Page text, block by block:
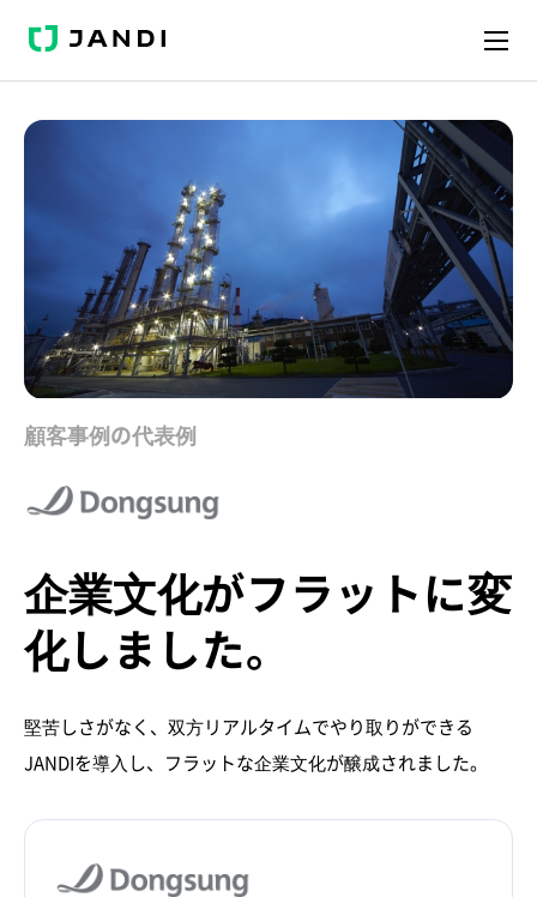
JANDI
顧客事例の代表例
企業文化がフラットに変
化しました。
堅苦しさがなく、双方リアルタイムでやり取りができる
JANDIを導入し、フラットな企業文化が醸成されました。